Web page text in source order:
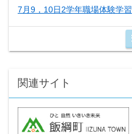
7月9，10日2学年職場体験学習
関連サイト